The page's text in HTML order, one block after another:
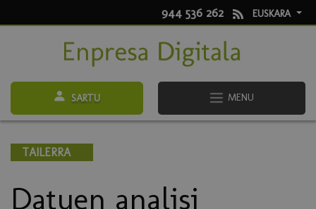
944 536 262 EUSKARA
SARTU MENU
TAILERRA
Datuen analisi